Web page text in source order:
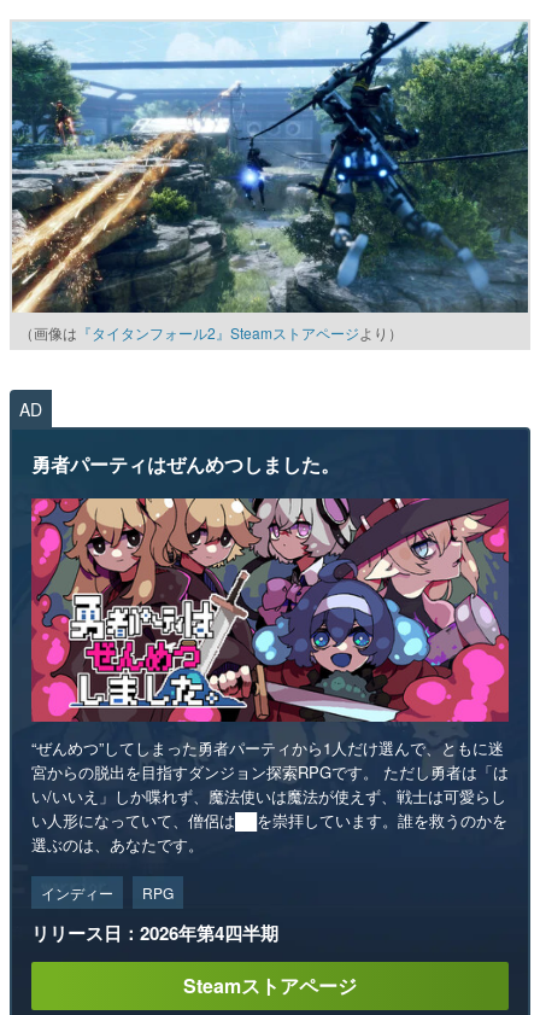
（画像は 『タイタンフォール2』Steamストアページより）
AD
勇者パーティはぜんめつしました。
“ぜんめつ”してしまった勇者パーティから1人だけ選んで、ともに迷
宮からの脱出を目指すダンジョン探索RPGです。 ただし勇者は「は
い/いいえ」しか喋れず、魔法使いは魔法が使えず、戦士は可愛らし
い人形になっていて、僧侶は██を崇拝しています。誰を救うのかを
選ぶのは、あなたです。
インディー RPG
リリース日：2026年第4四半期
Steamストアページ